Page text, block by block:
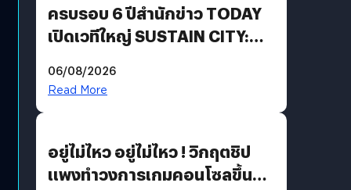
ครบรอบ 6 ปีสำนักข่าว TODAY
เปิดเวทีใหญ่ SUSTAIN CITY:
แนวทางปรับตัวสู่เศรษฐกิจสี
06/08/2026
Read More
อยู่ไม่ไหว อยู่ไม่ไหว ! วิกฤตชิป
แพงทำวงการเกมคอนโซลขึ้น